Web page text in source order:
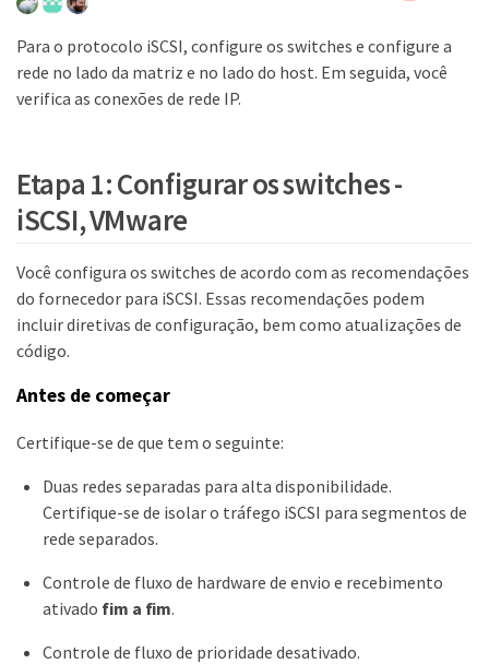
Para o protocolo iSCSI, configure os switches e configure a
rede no lado da matriz e no lado do host. Em seguida, você
verifica as conexões de rede IP.
Etapa 1: Configurar os switches -
iSCSI, VMware
Você configura os switches de acordo com as recomendações
do fornecedor para iSCSI. Essas recomendações podem
incluir diretivas de configuração, bem como atualizações de
código.
Antes de começar
Certifique-se de que tem o seguinte:
Duas redes separadas para alta disponibilidade.
Certifique-se de isolar o tráfego iSCSI para segmentos de
rede separados.
Controle de fluxo de hardware de envio e recebimento
ativado fim a fim.
Controle de fluxo de prioridade desativado.